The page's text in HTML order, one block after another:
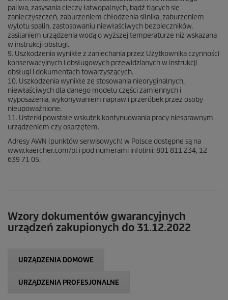
paliwa, zasysania cieczy łatwopalnych, bądź tlących się
zanieczyszczeń, zaburzeniem chłodzenia silnika, zaburzeniem
wylotu spalin, zastosowaniu niewłaściwych bezpieczników,
zasilaniem urządzenia wodą o wyższej temperaturze niż wskazana
w instrukcji obsługi.
9. Uszkodzenia wynikłe z zaniechania przez Użytkownika czynności
konserwacyjnych i obsługowych przewidzianych w instrukcji
obsługi i dokumentach towarzyszących.
10. Uszkodzenia wynikłe ze stosowania nieoryginalnych,
niewłaściwych dla danego modelu części zamiennych i
wyposażenia, wykonywaniem napraw i przeróbek przez osoby
nieupoważnione.
11. Usterki powstałe wskutek kontynuowania pracy niesprawnym
urządzeniem czy osprzętem.
Adresy AWN (punktów serwisowych) w Polsce dostępne są na
www.kaercher.com/pl i pod numerami infolinii: 801 811 234, 12
639 71 05.
Wzory dokumentów gwarancyjnych
urządzeń zakupionych do 31.12.2022
URZĄDZENIA DOMOWE
URZĄDZENIA PROFESJONALNE